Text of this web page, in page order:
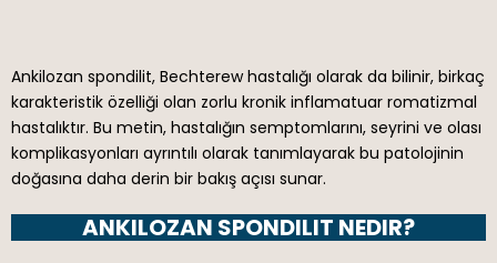
Ankilozan spondilit, Bechterew hastalığı olarak da bilinir, birkaç
karakteristik özelliği olan zorlu kronik inflamatuar romatizmal
hastalıktır. Bu metin, hastalığın semptomlarını, seyrini ve olası
komplikasyonları ayrıntılı olarak tanımlayarak bu patolojinin
doğasına daha derin bir bakış açısı sunar.
ANKILOZAN SPONDILIT NEDIR?